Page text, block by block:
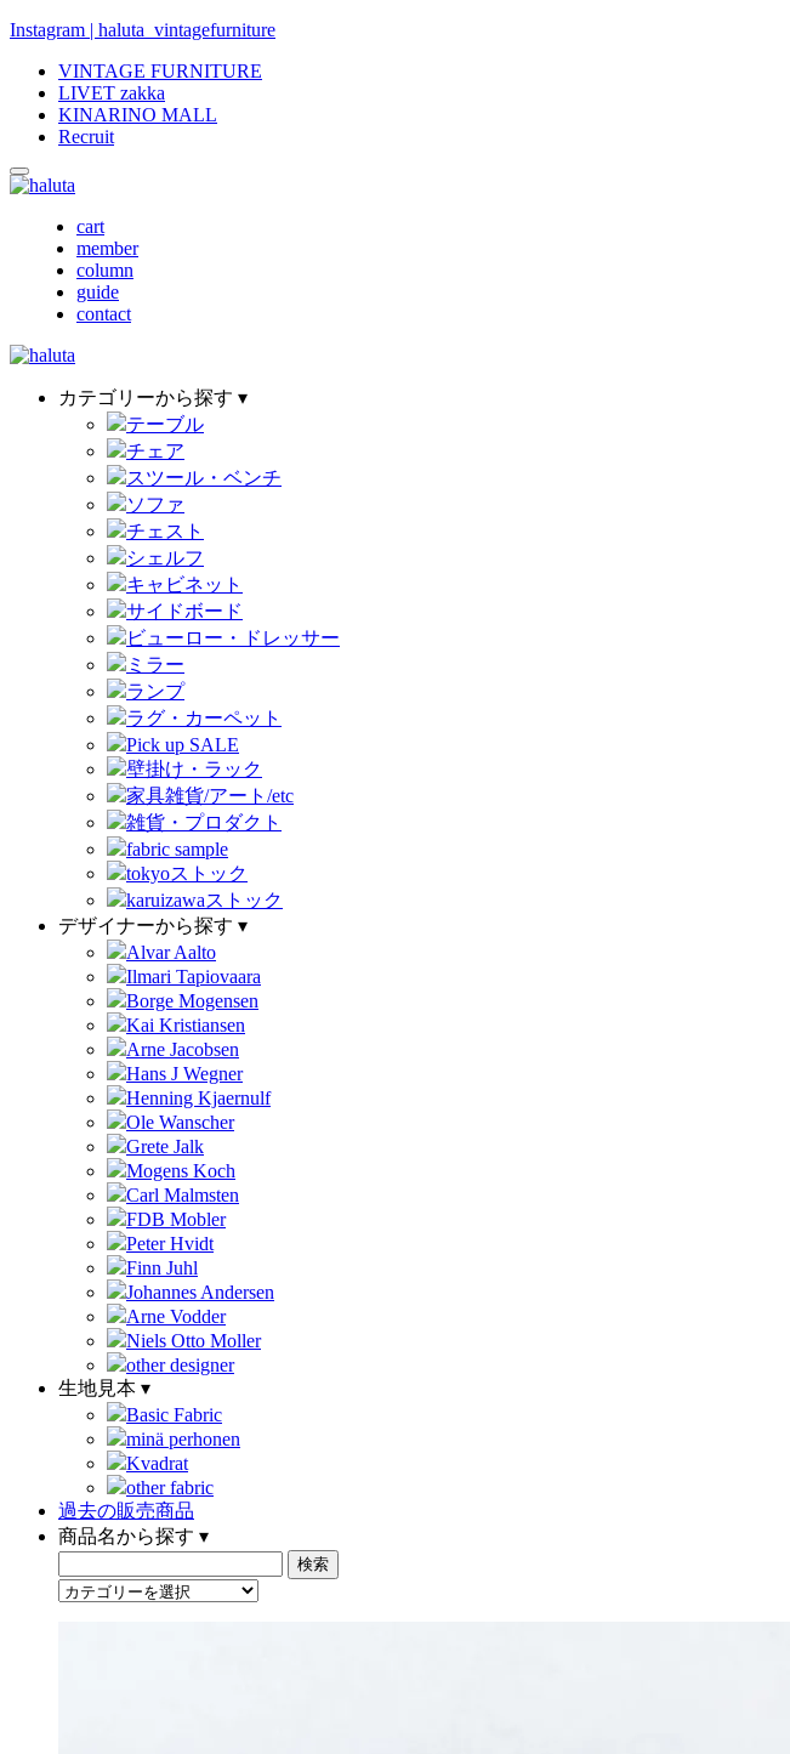
Instagram | haluta_vintagefurniture
VINTAGE FURNITURE
LIVET zakka
KINARINO MALL
Recruit
cart
member
column
guide
contact
カテゴリーから探す ▾
テーブル
チェア
スツール・ベンチ
ソファ
チェスト
シェルフ
キャビネット
サイドボード
ビューロー・ドレッサー
ミラー
ランプ
ラグ・カーペット
Pick up SALE
壁掛け・ラック
家具雑貨/アート/etc
雑貨・プロダクト
fabric sample
tokyoストック
karuizawaストック
デザイナーから探す ▾
Alvar Aalto
Ilmari Tapiovaara
Borge Mogensen
Kai Kristiansen
Arne Jacobsen
Hans J Wegner
Henning Kjaernulf
Ole Wanscher
Grete Jalk
Mogens Koch
Carl Malmsten
FDB Mobler
Peter Hvidt
Finn Juhl
Johannes Andersen
Arne Vodder
Niels Otto Moller
other designer
生地見本 ▾
Basic Fabric
minä perhonen
Kvadrat
other fabric
過去の販売商品
商品名から探す ▾